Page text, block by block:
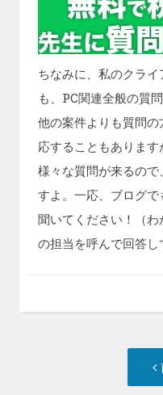
ちなみに、私のクラ
も、PC関連全般の質
他の案件よりも質問
応することもあります
様々な質問が来るの
すよ。一応、ブログ
聞いてください！（
の担当を呼んで回答し